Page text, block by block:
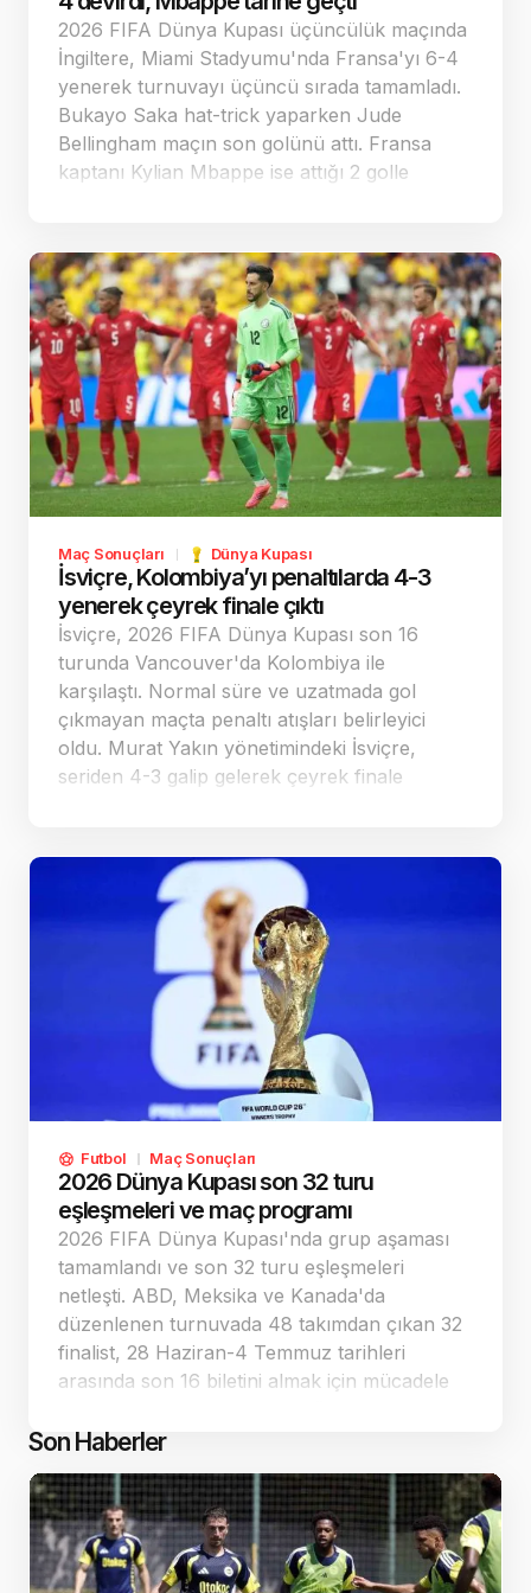
Çarşamba 21.15 Ferencvaros - Gornik Zabrze
6 Ağustos Perşembe 18.00 KuPS Kuopio -
Universitatea Craiova 19.00 Jagiellonia -
Rangers 19.00 Maccabi Tel Aviv - CSKA
Sofya…
2026 FIFA Dünya Kupası üçüncülük maçında
İngiltere, Miami Stadyumu'nda Fransa'yı 6-4
yenerek turnuvayı üçüncü sırada tamamladı.
Bukayo Saka hat-trick yaparken Jude
Bellingham maçın son golünü attı. Fransa
kaptanı Kylian Mbappe ise attığı 2 golle
yerleşti.
Maç Sonuçları Dünya Kupası
İsviçre, Kolombiya’yı penaltılarda 4-3
yenerek çeyrek finale çıktı
İsviçre, 2026 FIFA Dünya Kupası son 16
turunda Vancouver'da Kolombiya ile
karşılaştı. Normal süre ve uzatmada gol
çıkmayan maçta penaltı atışları belirleyici
oldu. Murat Yakın yönetimindeki İsviçre,
seriden 4-3 galip gelerek çeyrek finale
Futbol Maç Sonuçları
2026 Dünya Kupası son 32 turu
eşleşmeleri ve maç programı
2026 FIFA Dünya Kupası'nda grup aşaması
tamamlandı ve son 32 turu eşleşmeleri
netleşti. ABD, Meksika ve Kanada'da
düzenlenen turnuvada 48 takımdan çıkan 32
finalist, 28 Haziran-4 Temmuz tarihleri
arasında son 16 biletini almak için mücadele
ABD ve Avustralya üst tura yükseldi.
Son Haberler